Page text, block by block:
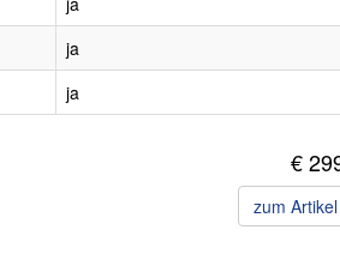
ja
ja
€
zum